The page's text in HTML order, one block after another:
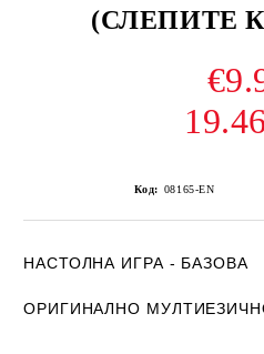
(СЛЕПИТЕ
Код: 08165-EN
НАСТОЛНА ИГРА - БАЗОВА
ОРИГИНАЛНО